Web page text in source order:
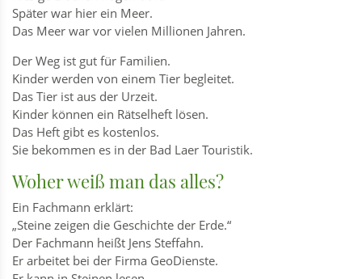
Später war hier ein Meer.
Das Meer war vor vielen Millionen Jahren.
Der Weg ist gut für Familien.
Kinder werden von einem Tier begleitet.
Das Tier ist aus der Urzeit.
Kinder können ein Rätselheft lösen.
Das Heft gibt es kostenlos.
Sie bekommen es in der Bad Laer Touristik.
Woher weiß man das alles?
Ein Fachmann erklärt:
„Steine zeigen die Geschichte der Erde.“
Der Fachmann heißt Jens Steffahn.
Er arbeitet bei der Firma GeoDienste.